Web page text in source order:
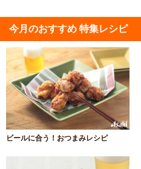
今月のおすすめ 特集レシピ
ビールに合う！おつまみレシピ